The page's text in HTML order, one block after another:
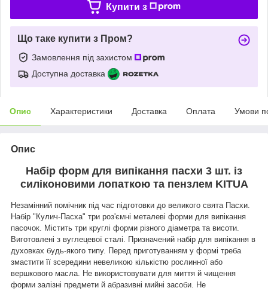
Купити з
Що таке купити з Пром?
Замовлення під захистом
Доступна доставка
Опис Характеристики Доставка Оплата Умови
Опис
Набір форм для випікання пасхи 3 шт. із
силіконовими лопаткою та пензлем KITUA
Незамінний помічник під час підготовки до великого свята Пасхи.
Набір "Кулич-Пасха" три роз'ємні металеві форми для випікання
пасочок. Містить три круглі форми різного діаметра та висоти.
Виготовлені з вуглецевої сталі. Призначений набір для випікання в
духовках будь-якого типу. Перед приготуванням у формі треба
змастити її зсередини невеликою кількістю рослинної або
вершкового масла. Не використовувати для миття й чищення
форми залізні предмети й абразивні мийні засоби. Не